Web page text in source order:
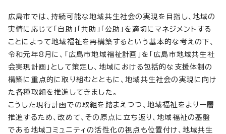
広島市では、持続可能な地域共生社会の実現を目指し、地域の
実情に応じて「自助」「共助」「公助」を適切にマネジメントする
ことによって地域福祉を再構築するという基本的な考えの下、
令和元年8月に、「広島市地域福祉計画」を「広島市地域共生社
会実現計画」として策定し、地域における包括的な支援体制の
構築に重点的に取り組むとともに、地域共生社会の実現に向け
た各種取組を推進してきました。
こうした現行計画での取組を踏まえつつ、地域福祉をより一層
推進するため、改めて、その原点に立ち返り、地域福祉の基盤
である地域コミュニティの活性化の視点も位置付け、地域共生